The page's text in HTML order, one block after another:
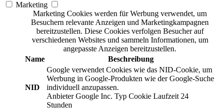
Marketing
Marketing Cookies werden für Werbung verwendet, um
Besuchern relevante Anzeigen und Marketingkampagnen
bereitzustellen. Diese Cookies verfolgen Besucher auf
verschiedenen Websites und sammeln Informationen, um
angepasste Anzeigen bereitzustellen.
Name
Beschreibung
NID
Google verwendet Cookies wie das NID-Cookie, um
Werbung in Google-Produkten wie der Google-Suche
individuell anzupassen.
Anbieter Google Inc. Typ Cookie Laufzeit 24
Stunden